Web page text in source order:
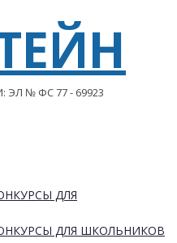
ЭЛ № ФС 77 - 69923
ДЛЯ
ДЛЯ ШКОЛЬНИКОВ